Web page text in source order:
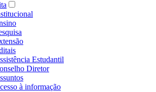
Estudantil
Diretor
à informação